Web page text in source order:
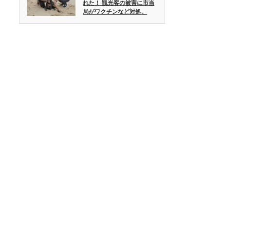
れた！ 観光客の被害に市当
局がワクチンなど対処。